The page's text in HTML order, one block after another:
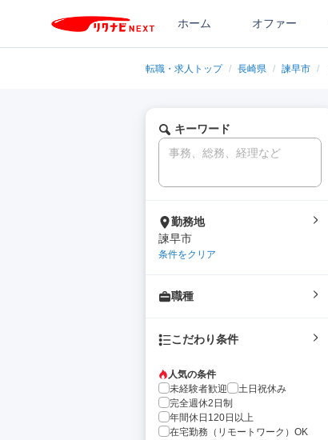
ホーム オファー
転職・求人トップ / 長崎県 / 諫早市 /
キーワード
勤務地
諫早市
条件をクリア
職種
こだわり条件
人気の条件
未経験者歓迎
土日祝休み
完全週休2日制
年間休日120日以上
在宅勤務（リモートワーク）OK